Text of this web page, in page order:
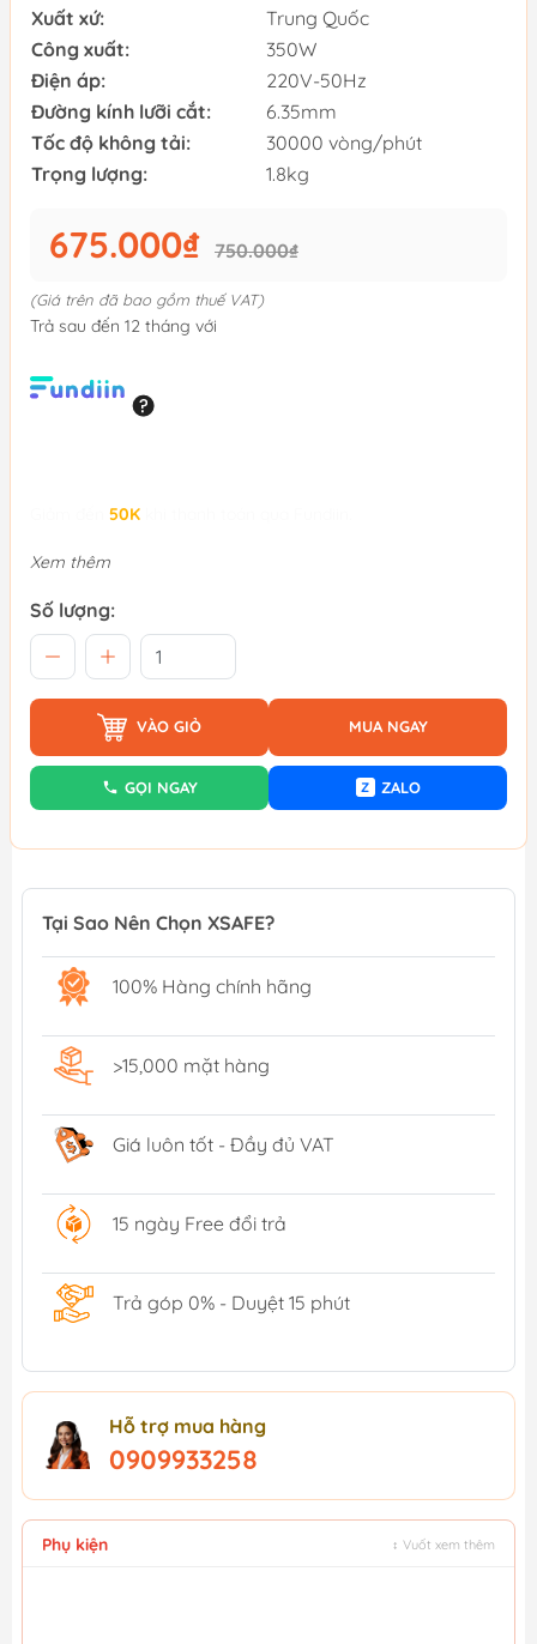
Xuất xứ:
Trung Quốc
Công xuất:
350W
Điện áp:
220V-50Hz
Đường kính lưỡi cắt:
6.35mm
Tốc độ không tải:
30000 vòng/phút
Trọng lượng:
1.8kg
675.000₫ 750.000₫
(Giá trên đã bao gồm thuế VAT)
Trả sau đến 12 tháng với
50K
Xem thêm
Số lượng:
VÀO GIỎ MUA NGAY
GỌI NGAY Z ZALO
Tại Sao Nên Chọn XSAFE?
100% Hàng chính hãng
>15,000 mặt hàng
Giá luôn tốt - Đầy đủ VAT
15 ngày Free đổi trả
Trả góp 0% - Duyệt 15 phút
Hỗ trợ mua hàng
0909933258
Phụ kiện ↕ Vuốt xem thêm